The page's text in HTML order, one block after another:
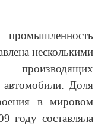
несколькими
производящих
Доля
в мировом
году составляла